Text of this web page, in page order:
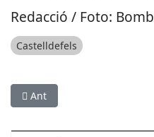
Redacció / Foto:
Castelldefels
Article anterior: ESPORTS
Ant